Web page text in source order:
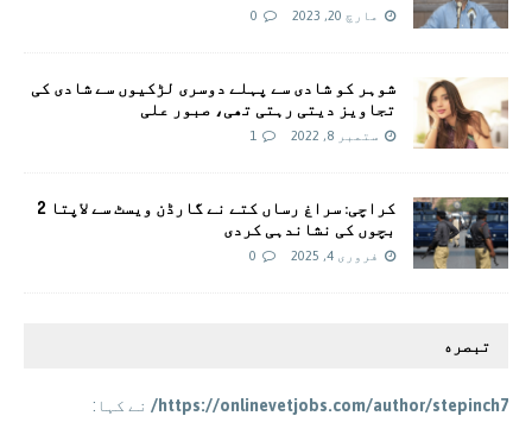
مارچ 20, 2023 0
شوہر کو شادی سے پہلے دوسری لڑکیوں سے شادی کی
تجاویز دیتی رہتی تھی، صبور علی
ستمبر 8, 2022 1
کراچی: سراغ رساں کتے نے گارڈن ویسٹ سے لاپتا 2
بچوں کی نشاندہی کردی
فروری 4, 2025 0
تبصره
https://onlinevetjobs.com/author/stepinch7/ نے کہا: